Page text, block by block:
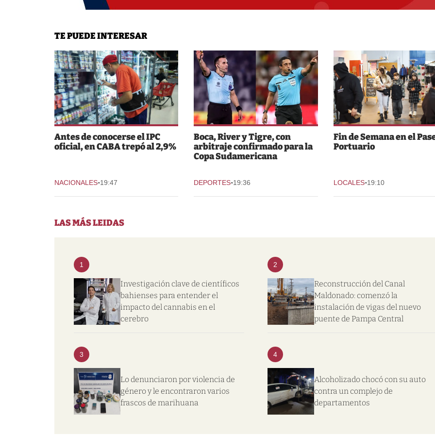
TE PUEDE INTERESAR
Antes de conocerse el IPC
oficial, en CABA trepó al 2,9%
NACIONALES-19:47
Boca, River y Tigre, con
arbitraje confirmado para la
Copa Sudamericana
DEPORTES-19:36
Fin de Semana en el
Portuario
LOCALES-19:10
LAS MÁS LEIDAS
1
Investigación clave de científicos
bahienses para entender el
impacto del cannabis en el
cerebro
2
Reconstrucción del Canal
Maldonado: comenzó la
instalación de vigas del nuevo
puente de Pampa Central
3
Lo denunciaron por violencia de
género y le encontraron varios
frascos de marihuana
4
Alcoholizado chocó con su auto
contra un complejo de
departamentos